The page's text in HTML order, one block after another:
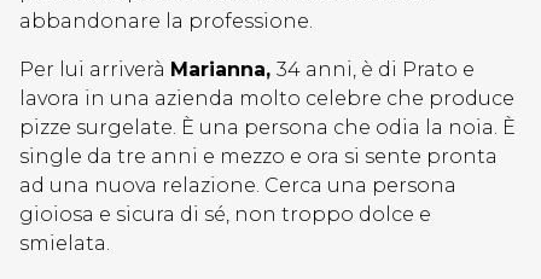
abbandonare la professione.
Per lui arriverà Marianna, 34 anni, è di Prato e
lavora in una azienda molto celebre che produce
pizze surgelate. È una persona che odia la noia. È
single da tre anni e mezzo e ora si sente pronta
ad una nuova relazione. Cerca una persona
gioiosa e sicura di sé, non troppo dolce e
smielata.